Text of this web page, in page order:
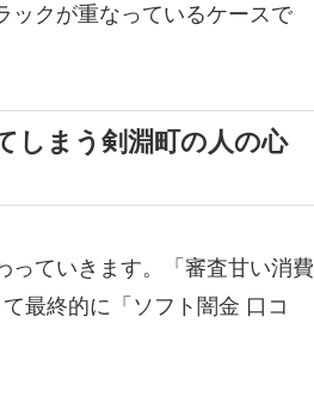
ックが重なっているケースで
しまう剣淵町の人の心
っていきます。「審査甘い消費
最終的に「ソフト闇金 口コ